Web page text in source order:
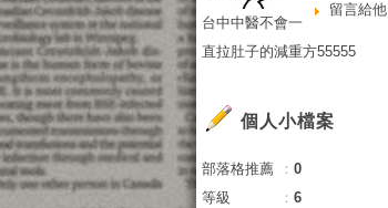
留言給他
台中中醫不會一
直拉肚子的減重方55555
個人小檔案
部落格推薦 ： 0
等級
： 6